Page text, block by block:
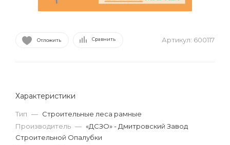
Отложить Сравнить Артикул: 600117
Характеристики
Тип — Строительные леса рамные
Производитель — «ДСЗО» - Дмитровский Завод
Строительной Опалубки